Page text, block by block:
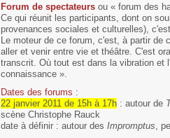
Forum de spectateurs ou « forum des
Ce qui réunit les participants, dont on
provenances sociales et culturelles),
Le moteur de ce forum, c'est, à partir de
aller et venir entre vie et théâtre. C'est
transcrit. Où tout est dans la vibration et
connaissance ».
Dates des forums :
22 janvier 2011 de 15h à 17h: autour de
scène Christophe Rauck
date à définir : autour des Impromptus ,